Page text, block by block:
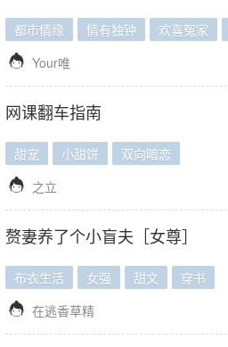
都市情缘 情有独钟 欢喜冤家
 Your唯
网课翻车指南
甜宠 小甜饼 双向暗恋
 之立
赘妻养了个小盲夫［女尊］
布衣生活 女强 甜文 穿书
 在逃香草精